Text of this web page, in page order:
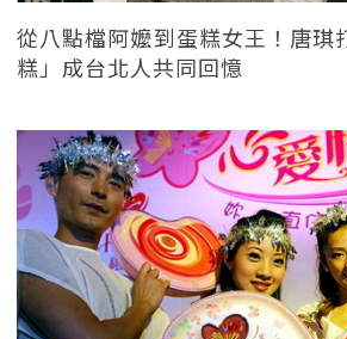
從八點檔阿嬤到蛋糕女王！唐琪
糕」成台北人共同回憶